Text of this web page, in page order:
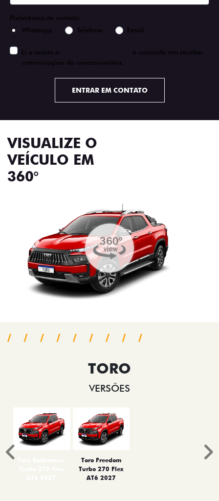
Preferência de contato:
Whatsapp
Telefone Email
Li e aceito a
e concordo em receber
comunicações da concessionária.
ENTRAR EM CONTATO
VISUALIZE O
VEÍCULO EM
360°
TORO
VERSÕES
Toro Freedom
Turbo 270 Flex
AT6 2027
Anterior